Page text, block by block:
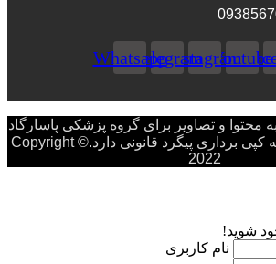
Youtube
Instagram
Telegram
Whatsapp
محتوا و تصاویر برای گروه پزشکی پاسارگاد
محفوظ بوده و هرگونه کپی برداری پیگرد قانونی دارد.Copyright ©
2022
شوید!
نام کاربری